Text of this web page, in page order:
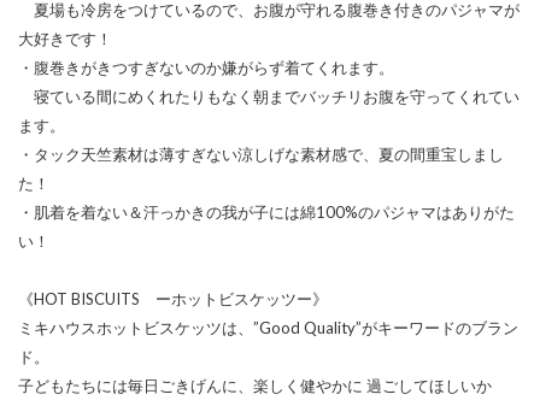
夏場も冷房をつけているので、お腹が守れる腹巻き付きのパジャマが
大好きです！
・腹巻きがきつすぎないのか嫌がらず着てくれます。
寝ている間にめくれたりもなく朝までバッチリお腹を守ってくれてい
ます。
・タック天竺素材は薄すぎない涼しげな素材感で、夏の間重宝しまし
た！
・肌着を着ない＆汗っかきの我が子には綿100%のパジャマはありがた
い！
《HOT BISCUITS ーホットビスケッツー》
ミキハウスホットビスケッツは、”Good Quality”がキーワードのブラン
ド。
子どもたちには毎日ごきげんに、楽しく健やかに 過ごしてほしいか